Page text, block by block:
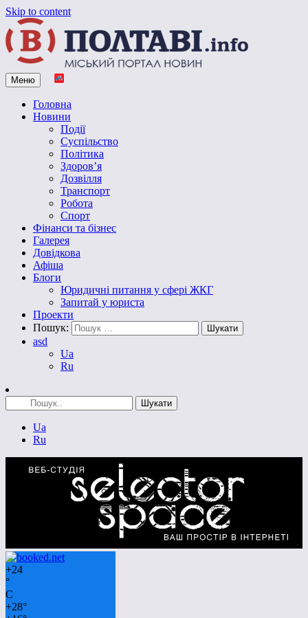
Skip to content
Vpoltave.info
Полтавський портал новин
Меню
Головна
Новини
Події
Суспільство
Політика
Здоров’я
Дозвілля
Транспорт
Робота
Спорт
Фінанси та бізнес
Галерея
Довідкова
Афіша
Блоги
Юридичні питання у сфері ЖКГ
Запитай у юриста
Проекти
Пошук:
asd
Ua
Ru
Ua
Ru
+24
°
C
+28°